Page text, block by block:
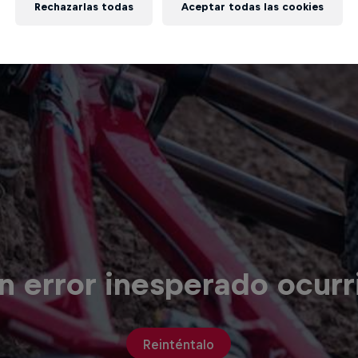
error inesperado
Reinténtalo
Rechazarlas todas Aceptar todas las cookies